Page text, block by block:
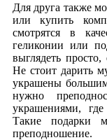
Для друга также
или купить
смотрятся в
геликонии или
выглядеть
Не стоит дарить
украшены
нужно
украшениями,
Такие подарки
преподношение.